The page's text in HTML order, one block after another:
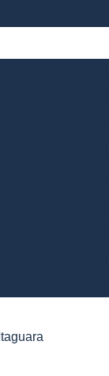
Jornada Motorista